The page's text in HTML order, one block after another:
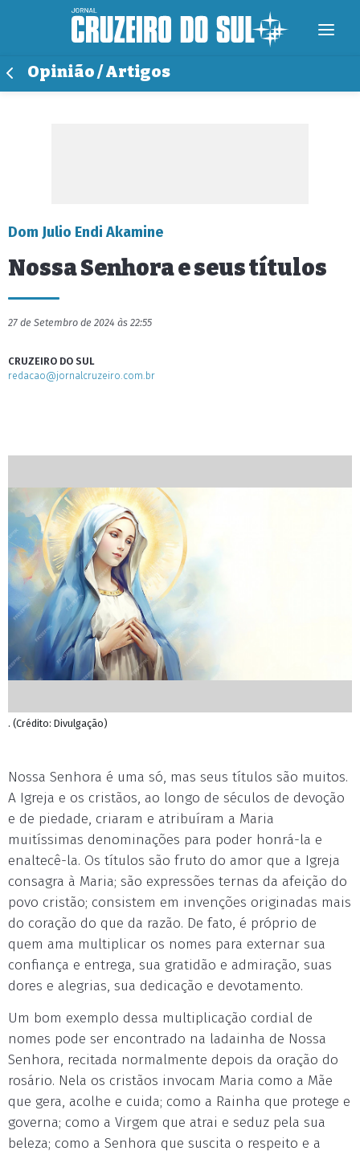
Opinião / Artigos
Dom Julio Endi Akamine
Nossa Senhora e seus títulos
27 de Setembro de 2024 às 22:55
CRUZEIRO DO SUL
redacao@jornalcruzeiro.com.br
. (Crédito: Divulgação)
Nossa Senhora é uma só, mas seus títulos são muitos.
A Igreja e os cristãos, ao longo de séculos de devoção
e de piedade, criaram e atribuíram a Maria
muitíssimas denominações para poder honrá-la e
enaltecê-la. Os títulos são fruto do amor que a Igreja
consagra à Maria; são expressões ternas da afeição do
povo cristão; consistem em invenções originadas mais
do coração do que da razão. De fato, é próprio de
quem ama multiplicar os nomes para externar sua
confiança e entrega, sua gratidão e admiração, suas
dores e alegrias, sua dedicação e devotamento.
Um bom exemplo dessa multiplicação cordial de
nomes pode ser encontrado na ladainha de Nossa
Senhora, recitada normalmente depois da oração do
rosário. Nela os cristãos invocam Maria como a Mãe
que gera, acolhe e cuida; como a Rainha que protege e
governa; como a Virgem que atrai e seduz pela sua
beleza; como a Senhora que suscita o respeito e a